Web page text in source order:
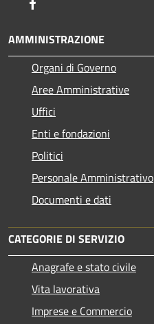
AMMINISTRAZIONE
Organi di Governo
Aree Amministrative
Uffici
Enti e fondazioni
Politici
Personale Amministrativo
Documenti e dati
CATEGORIE DI SERVIZIO
Anagrafe e stato civile
Vita lavorativa
Imprese e Commercio